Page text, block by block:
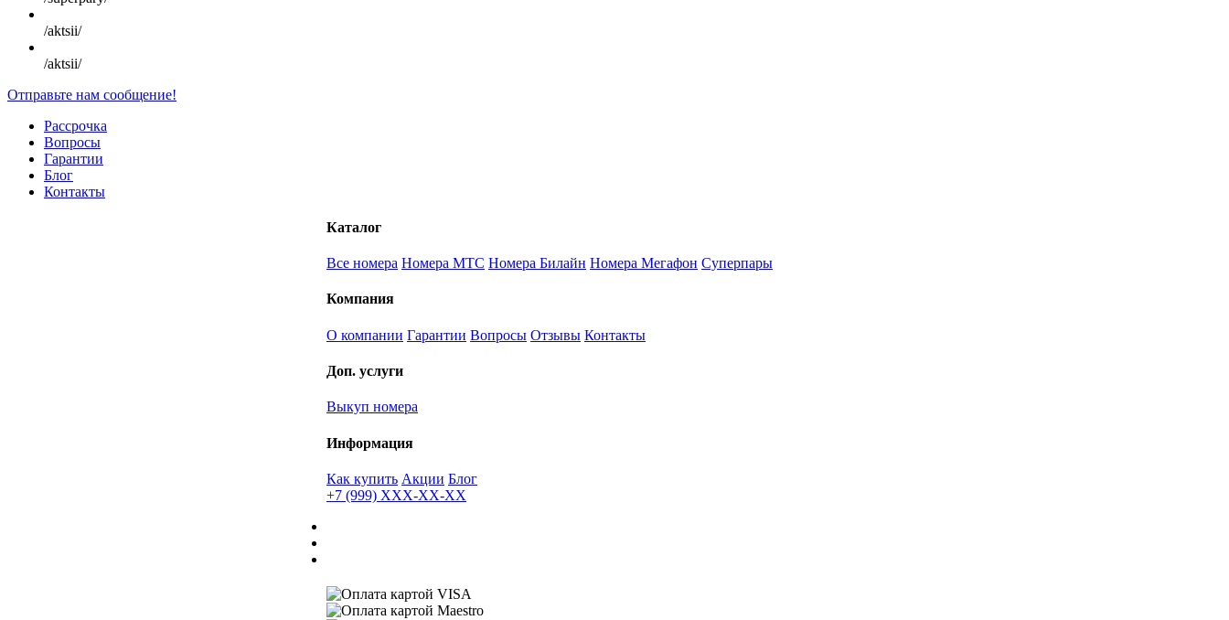
/aktsii/
/aktsii/
Отправьте нам сообщение!
Рассрочка
Вопросы
Гарантии
Блог
Контакты
Каталог
Все номера Номера МТС Номера Билайн Номера Мегафон Суперпары
Компания
О компании Гарантии Вопросы Отзывы Контакты
Доп. услуги
Выкуп номера
Информация
Как купить Акции Блог
+7 (999) XXX-XX-XX